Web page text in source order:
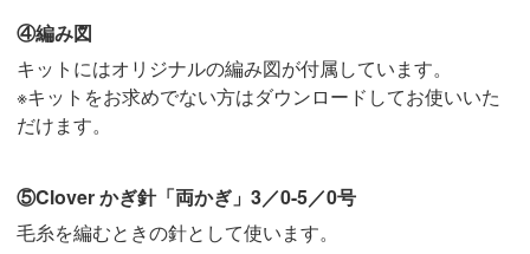
④編み図
キットにはオリジナルの編み図が付属しています。
※キットをお求めでない方はダウンロードしてお使いいた
だけます。
⑤Clover かぎ針「両かぎ」3／0-5／0号
毛糸を編むときの針として使います。